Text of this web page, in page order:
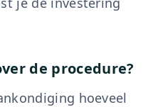
de procedure?
hoeveel